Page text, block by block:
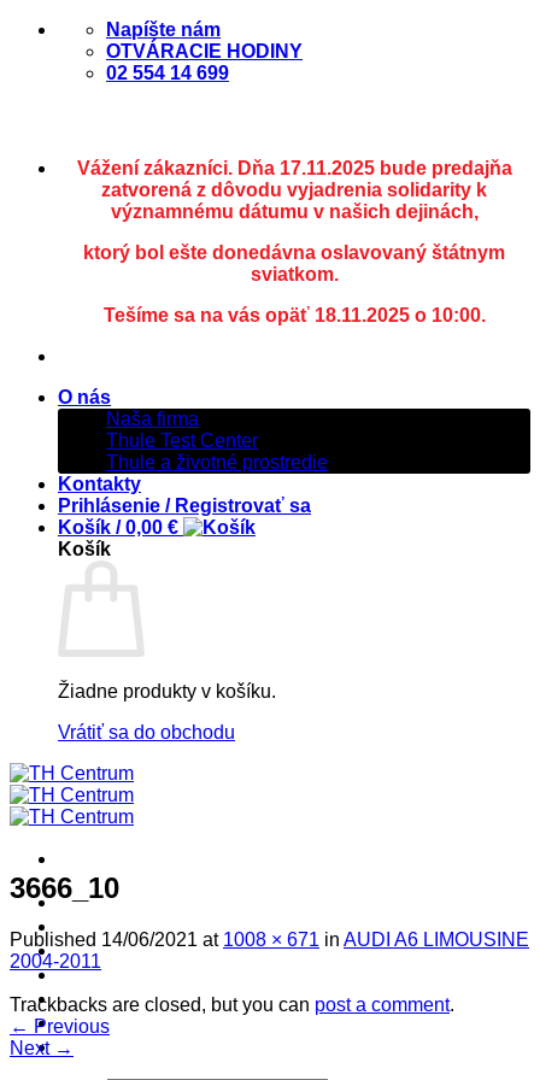
Skip
Napíšte nám
OTVÁRACIE HODINY
02 554 14 699
Vážení zákazníci. Dňa 17.11.2025 bude predajňa
zatvorená z dôvodu vyjadrenia solidarity k
významnému dátumu v našich dejinách,
ktorý bol ešte donedávna oslavovaný štátnym
sviatkom.
Tešíme sa na vás opäť 18.11.2025 o 10:00.
O nás
Naša firma
Thule Test Center
Thule a životné prostredie
Kontakty
Prihlásenie / Registrovať sa
Košík /0,00 €
Košík
Žiadne produkty v košíku.
Vrátiť sa do obchodu
! ! ! S Ú Ť A Ž ! ! !
Produkty
Špičkový UEBLER
Autoriz. servis THULE/UEBLER
Predajne
Naši Uebler Partneri
3666_10
Published 14/06/2021 at 1008 × 671 in AUDI A6 LIMOUSINE
2004-2011
Trackbacks are closed, but you can post a comment.
← Previous
Next →